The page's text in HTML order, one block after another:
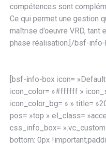
compétences sont
Ce qui permet une gestion
maîtrise d’oeuvre VRD, tant
phase réalisation.[/bsf-info-
[bsf-info-box icon=
icon_color= »#ffffff »
icon_color_bg= » » title=
pos= »top » el_class=
css_info_box=
bottom: 0px